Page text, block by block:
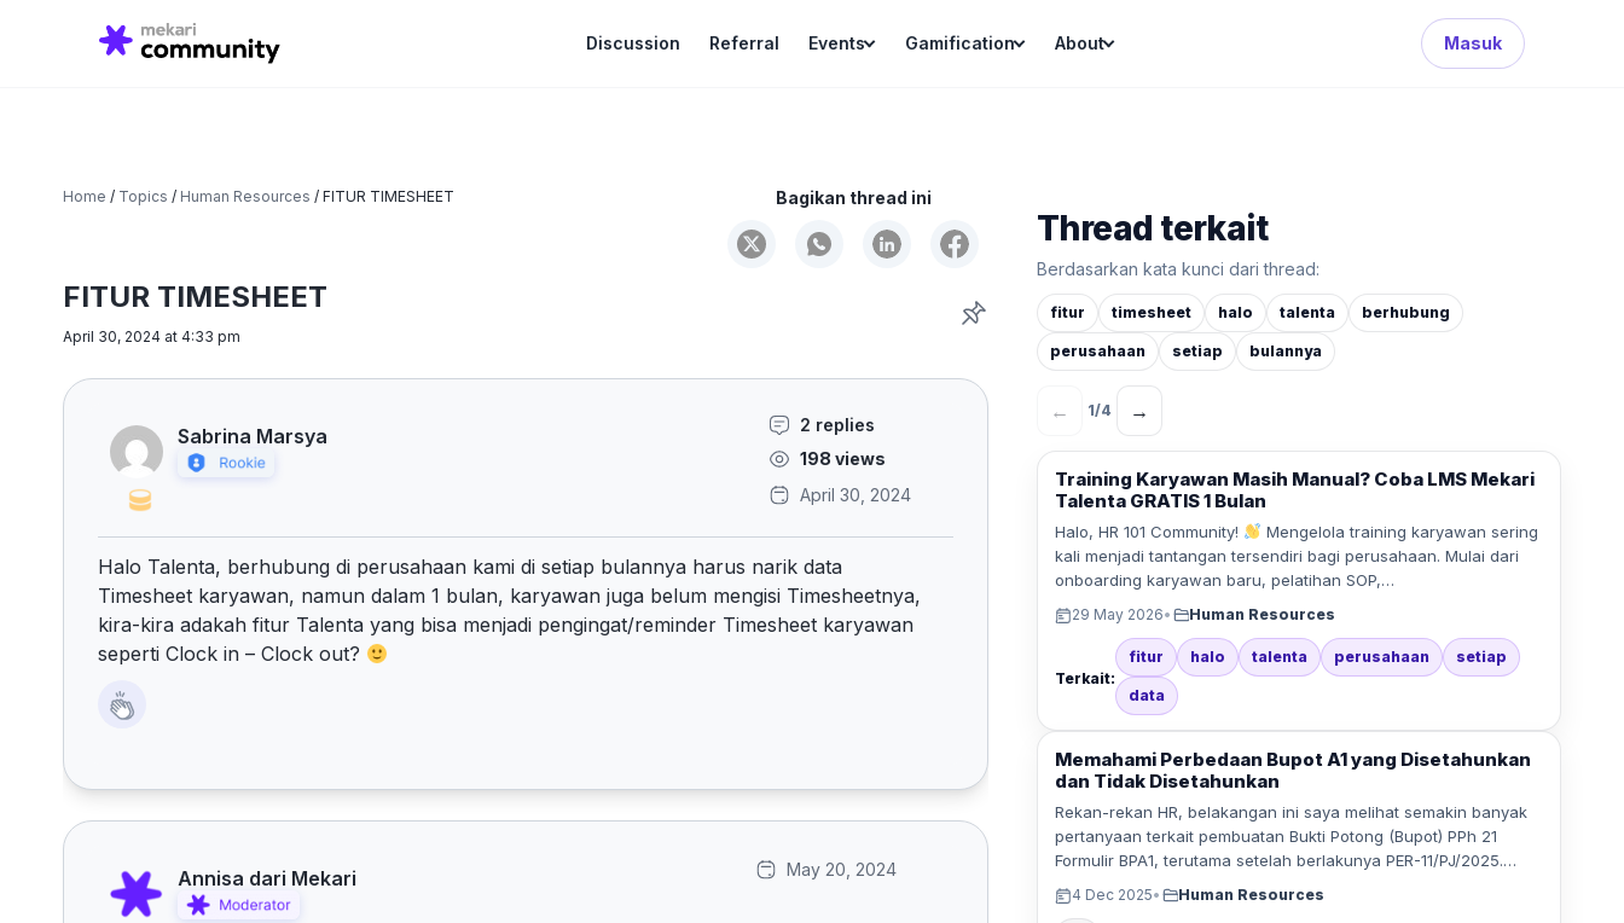
Discussion Referral Events Gamification About Masuk
for:
Search Button
Home / Topics / Human Resources / FITUR TIMESHEET Bagikan thread ini
FITUR TIMESHEET
April 30, 2024 at 4:33 pm
Sabrina Marsya
2 replies
198 views
April 30, 2024
Halo Talenta, berhubung di perusahaan kami di setiap bulannya harus narik data
Timesheet karyawan, namun dalam 1 bulan, karyawan juga belum mengisi Timesheetnya,
kira-kira adakah fitur Talenta yang bisa menjadi pengingat/reminder Timesheet karyawan
seperti Clock in – Clock out?
Annisa dari Mekari May 20, 2024
Thread terkait
Berdasarkan kata kunci dari thread:
fitur timesheet halo talenta berhubung
perusahaan setiap bulannya
← 1/4 →
Training Karyawan Masih Manual? Coba LMS Mekari
Talenta GRATIS 1 Bulan
Halo, HR 101 Community!
Mengelola training karyawan sering
kali menjadi tantangan tersendiri bagi perusahaan. Mulai dari
onboarding karyawan baru, pelatihan SOP,…
29 May 2026• Human Resources
Terkait:
fitur halo talenta perusahaan setiap
data
Memahami Perbedaan Bupot A1 yang Disetahunkan
dan Tidak Disetahunkan
Rekan-rekan HR, belakangan ini saya melihat semakin banyak
pertanyaan terkait pembuatan Bukti Potong (Bupot) PPh 21
Formulir BPA1, terutama setelah berlakunya PER-11/PJ/2025.…
4 Dec 2025• Human Resources